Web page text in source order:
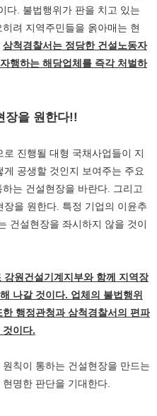
다. 불법행위가 판을 치고 있는
려 지역주민들을 옭아매는 현
삼척경찰서는 정당한 건설노동자
행하는 해당업체를 즉각 처벌하
장을 원한다!!
진행될 대형 국채사업들이 지
공생할 것인지 보여주는 주요
는 건설현장을 바란다. 그리고
을 원한다. 특정 기업의 이윤추
건설현장을 좌시하지 않을 것이
원건설기계지부와 함께 지역장
나갈 것이다. 업체의 불법행위
행정관청과 삼척경찰서의 편파
이다.
칙이 통하는 건설현장을 만드는
명한 판단을 기대한다.